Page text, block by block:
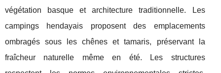
végétation basque et architecture traditionnelle. Les
campings hendayais proposent des emplacements
ombragés sous les chênes et tamaris, préservant la
fraîcheur naturelle même en été. Les structures